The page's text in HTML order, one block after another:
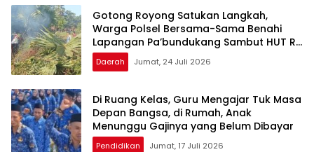
Gotong Royong Satukan Langkah,
Warga Polsel Bersama-Sama Benahi
Lapangan Pa’bundukang Sambut HUT RI
ke-81
Daerah Jumat, 24 Juli 2026
Di Ruang Kelas, Guru Mengajar Tuk Masa
Depan Bangsa, di Rumah, Anak
Menunggu Gajinya yang Belum Dibayar
Pendidikan Jumat, 17 Juli 2026